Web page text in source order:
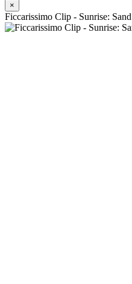
×
Ficcarissimo Clip - Sunrise: Sand